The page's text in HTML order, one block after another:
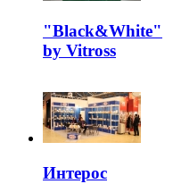
"Black&White"
by Vitross
Интерос